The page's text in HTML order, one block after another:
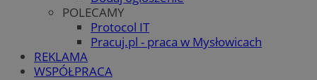
POLECAMY
Protocol IT
Pracuj.pl - praca w Mysłowicach
REKLAMA
WSPÓŁPRACA